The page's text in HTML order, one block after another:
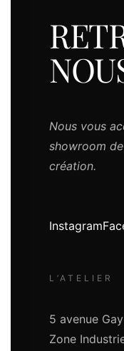
Nous vous
showroom
création.
Instagram
L’ATELIER
5 avenue
Zone